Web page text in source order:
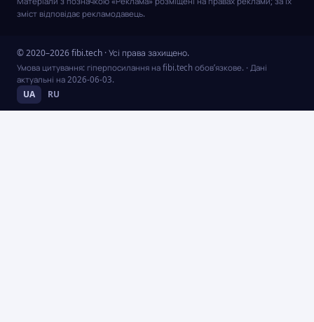
зміст відповідає рекламодавець.
© 2020–2026 fibi.tech · Усі права захищено.
Умова цитування: гіперпосилання на fibi.tech обов’язкове. · Дані
актуальні на 2026-06-03.
UA RU